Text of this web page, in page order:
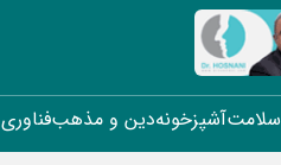
سلامتآشپزخونهدین و مذهبفناوری